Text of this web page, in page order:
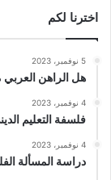
اخترنا لكم
5 نوفمبر، 2023
هل الراهن
4 نوفمبر، 2023
فلسفة التعليم
4 نوفمبر، 2023
دراسة المسألة